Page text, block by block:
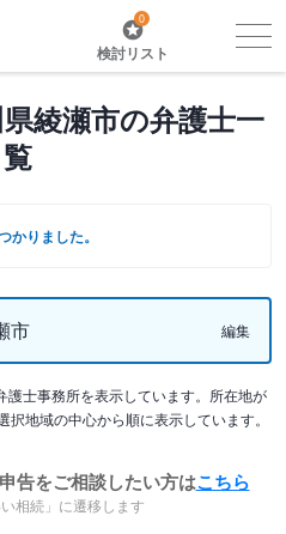
0
検討リスト
綾瀬市の弁護士一
覧
かりました。
市 編集
士事務所を表示しています。所在地が
地域の中心から順に表示しています。
告をご相談したい方はこちら
相続」に遷移します